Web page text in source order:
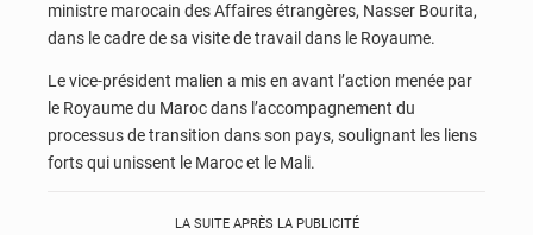
ministre marocain des Affaires étrangères, Nasser Bourita,
dans le cadre de sa visite de travail dans le Royaume.
Le vice-président malien a mis en avant l’action menée par
le Royaume du Maroc dans l’accompagnement du
processus de transition dans son pays, soulignant les liens
forts qui unissent le Maroc et le Mali.
LA SUITE APRÈS LA PUBLICITÉ